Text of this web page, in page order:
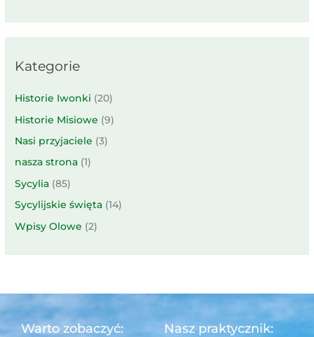
Kategorie
Historie Iwonki (20)
Historie Misiowe (9)
Nasi przyjaciele (3)
nasza strona (1)
Sycylia (85)
Sycylijskie święta (14)
Wpisy Olowe (2)
Warto zobaczyć: Nasz praktycznik: